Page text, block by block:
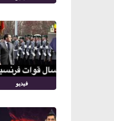
فيديو